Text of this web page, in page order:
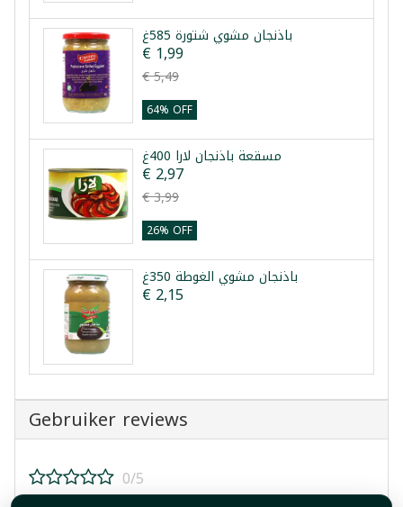
باذنجان مشوي شتورة 585غ
€ 1,99
€ 5,49
64% OFF
مسقعة باذنجان لارا 400غ
€ 2,97
€ 3,99
26% OFF
باذنجان مشوي الغوطة 350غ
€ 2,15
Gebruiker reviews
0/5